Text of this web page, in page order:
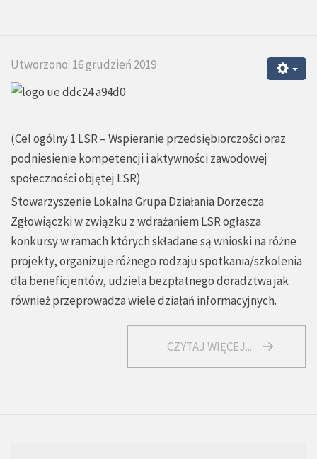
Utworzono: 16 grudzień 2019
(Cel ogólny 1 LSR – Wspieranie przedsiębiorczości oraz
podniesienie kompetencji i aktywności zawodowej
społeczności objętej LSR)
Stowarzyszenie Lokalna Grupa Działania Dorzecza
Zgłowiączki w związku z wdrażaniem LSR ogłasza
konkursy w ramach których składane są wnioski na różne
projekty, organizuje różnego rodzaju spotkania/szkolenia
dla beneficjentów, udziela bezpłatnego doradztwa jak
również przeprowadza wiele działań informacyjnych.
CZYTAJ WIĘCEJ...